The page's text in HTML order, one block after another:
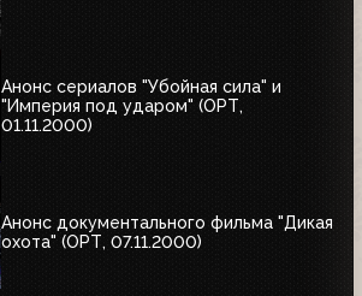
Анонс сериалов "Убойная сила" и
"Империя под ударом" (ОРТ,
01.11.2000)
Анонс документального фильма "Дикая
охота" (ОРТ, 07.11.2000)